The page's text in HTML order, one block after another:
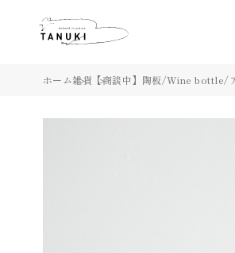
ホーム雑貨 【商談中】陶板/Wine bottle/